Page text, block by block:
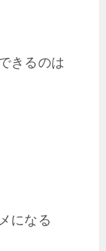
きるのは
になる